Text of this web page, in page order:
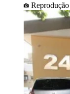
Reprodução